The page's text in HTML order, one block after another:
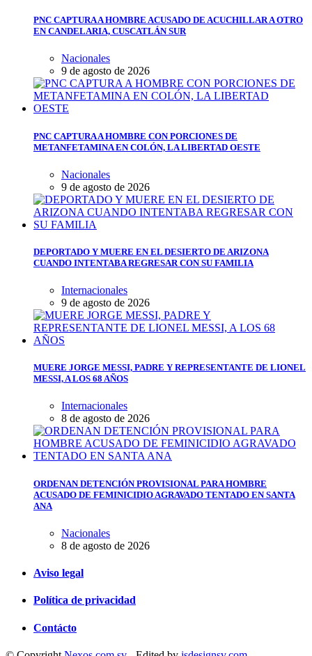
PNC CAPTURA A HOMBRE ACUSADO DE ACUCHILLAR A OTRO
EN CANDELARIA, CUSCATLÁN SUR
Nacionales
9 de agosto de 2026
PNC CAPTURA A HOMBRE CON PORCIONES DE
METANFETAMINA EN COLÓN, LA LIBERTAD OESTE
Nacionales
9 de agosto de 2026
DEPORTADO Y MUERE EN EL DESIERTO DE ARIZONA
CUANDO INTENTABA REGRESAR CON SU FAMILIA
Internacionales
9 de agosto de 2026
MUERE JORGE MESSI, PADRE Y REPRESENTANTE DE LIONEL
MESSI, A LOS 68 AÑOS
Internacionales
8 de agosto de 2026
ORDENAN DETENCIÓN PROVISIONAL PARA HOMBRE
ACUSADO DE FEMINICIDIO AGRAVADO TENTADO EN SANTA
ANA
Nacionales
8 de agosto de 2026
Aviso legal
Política de privacidad
Contácto